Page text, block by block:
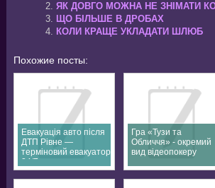
ЯК ДОВГО МОЖНА НЕ ЗНІМАТИ
ЩО БІЛЬШЕ В ДРОБАХ
КОЛИ КРАЩЕ УКЛАДАТИ ШЛЮБ
Похожие посты:
Евакуація авто після
ДТП Рівне —
терміновий евакуатор
24/7
Гра «Тузи та
Обличчя» - окремий
вид відеопокеру